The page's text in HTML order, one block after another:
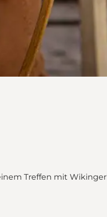
Treffen mit